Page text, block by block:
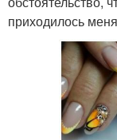
приходилось